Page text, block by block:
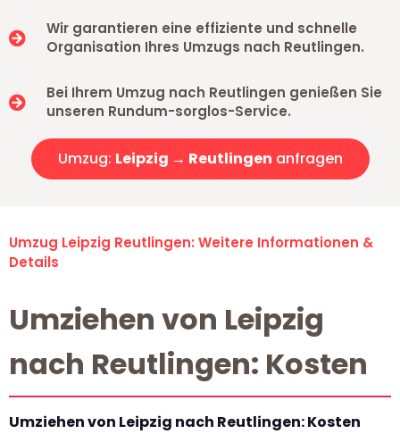
Wir garantieren eine effiziente und schnelle
Organisation Ihres Umzugs nach Reutlingen.
Bei Ihrem Umzug nach Reutlingen genießen Sie
unseren Rundum-sorglos-Service.
Umzug: Leipzig → Reutlingen anfragen
Umzug Leipzig Reutlingen: Weitere Informationen &
Details
Umziehen von Leipzig
nach Reutlingen: Kosten
Umziehen von Leipzig nach Reutlingen: Kosten